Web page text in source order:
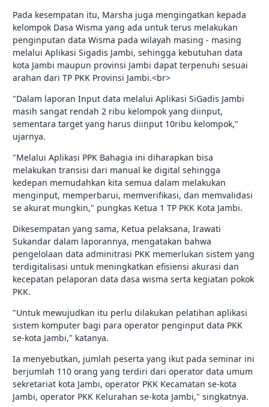
Pada kesempatan itu, Marsha juga mengingatkan kepada
kelompok Dasa Wisma yang ada untuk terus melakukan
penginputan data Wisma pada wilayah masing - masing
melalui Aplikasi Sigadis Jambi, sehingga kebutuhan data
kota Jambi maupun provinsi Jambi dapat terpenuhi sesuai
arahan dari TP PKK Provinsi Jambi.<br>
"Dalam laporan Input data melalui Aplikasi SiGadis Jambi
masih sangat rendah 2 ribu kelompok yang diinput,
sementara target yang harus diinput 10ribu kelompok,"
ujarnya.
"Melalui Aplikasi PPK Bahagia ini diharapkan bisa
melakukan transisi dari manual ke digital sehingga
kedepan memudahkan kita semua dalam melakukan
menginput, memperbarui, memverifikasi, dan memvalidasi
se akurat mungkin," pungkas Ketua 1 TP PKK Kota Jambi.
Dikesempatan yang sama, Ketua pelaksana, Irawati
Sukandar dalam laporannya, mengatakan bahwa
pengelolaan data adminitrasi PKK memerlukan sistem yang
terdigitalisasi untuk meningkatkan efisiensi akurasi dan
kecepatan pelaporan data dasa wisma serta kegiatan pokok
PKK.
"Untuk mewujudkan itu perlu dilakukan pelatihan aplikasi
sistem komputer bagi para operator penginput data PKK
se-kota Jambi," katanya.
Ia menyebutkan, jumlah peserta yang ikut pada seminar ini
berjumlah 110 orang yang terdiri dari operator data umum
sekretariat kota Jambi, operator PKK Kecamatan se-kota
Jambi, operator PKK Kelurahan se-kota Jambi," singkatnya.